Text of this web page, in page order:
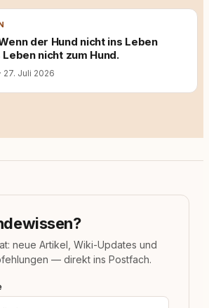
der Hund nicht ins Leben
nicht zum Hund.
· 27. Juli 2026
neue Artikel, Wiki-Updates und
— direkt ins Postfach.